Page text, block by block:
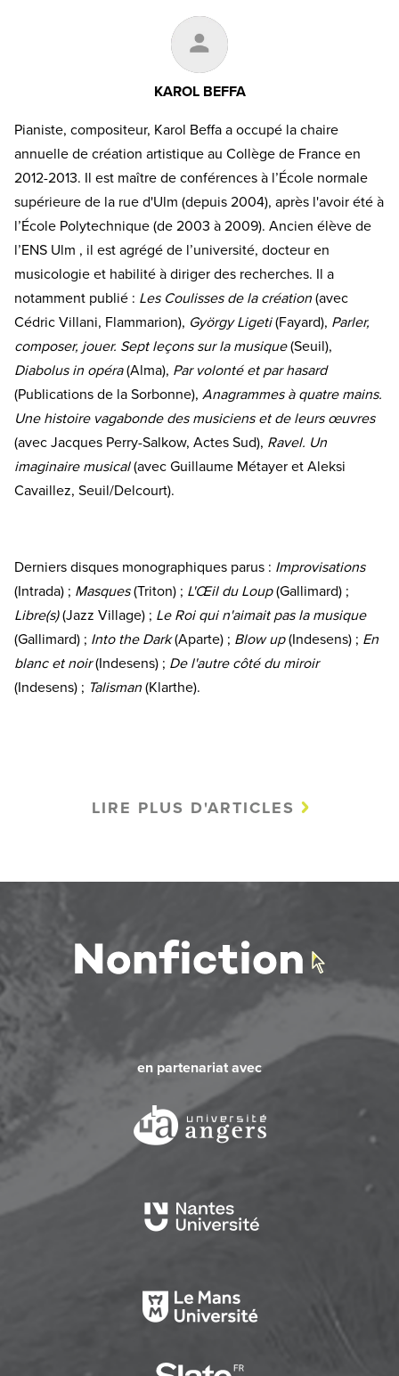
KAROL BEFFA
Pianiste, compositeur, Karol Beffa a occupé la chaire
annuelle de création artistique au Collège de France en
2012-2013. Il est maître de conférences à l’École normale
supérieure de la rue d'Ulm (depuis 2004), après l'avoir été à
l’École Polytechnique (de 2003 à 2009). Ancien élève de
l’ENS Ulm , il est agrégé de l’université, docteur en
musicologie et habilité à diriger des recherches. Il a
notamment publié : Les Coulisses de la création (avec
Cédric Villani, Flammarion), György Ligeti(Fayard), Parler,
composer, jouer. Sept leçons sur la musique(Seuil),
Diabolus in opéra(Alma), Par volonté et par hasard
(Publications de la Sorbonne), Anagrammes à quatre mains.
Une histoire vagabonde des musiciens et de leurs œuvres
(avec Jacques Perry-Salkow, Actes Sud), Ravel. Un
imaginaire musical(avec Guillaume Métayer et Aleksi
Cavaillez, Seuil/Delcourt).
Derniers disques monographiques parus : Improvisations
(Intrada) ; Masques(Triton) ; L'Œil du Loup(Gallimard) ;
Libre(s)(Jazz Village) ; Le Roi qui n'aimait pas la musique
(Gallimard) ; Into the Dark(Aparte) ; Blow up(Indesens) ; En
blanc et noir(Indesens) ; De l'autre côté du miroir
(Indesens) ; Talisman (Klarthe).
LIRE PLUS D'ARTICLES
en partenariat avec